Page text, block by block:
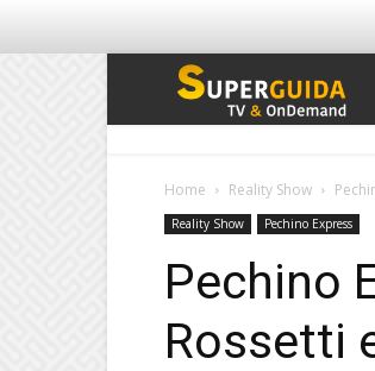
Home Reality Show
Reality Show Pechino Express
Pechino
Rossetti